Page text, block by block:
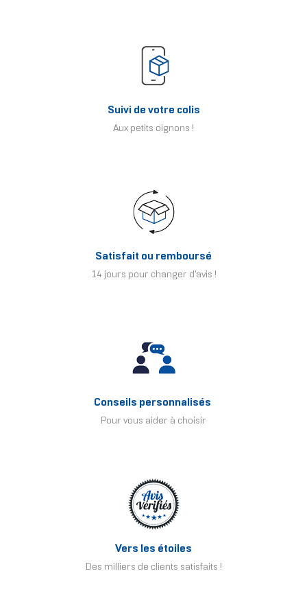
Suivi de votre colis
Aux petits oignons !
Satisfait ou remboursé
14 jours pour changer d'avis !
Conseils personnalisés
Pour vous aider à choisir
Vers les étoiles
Des milliers de clients satisfaits !